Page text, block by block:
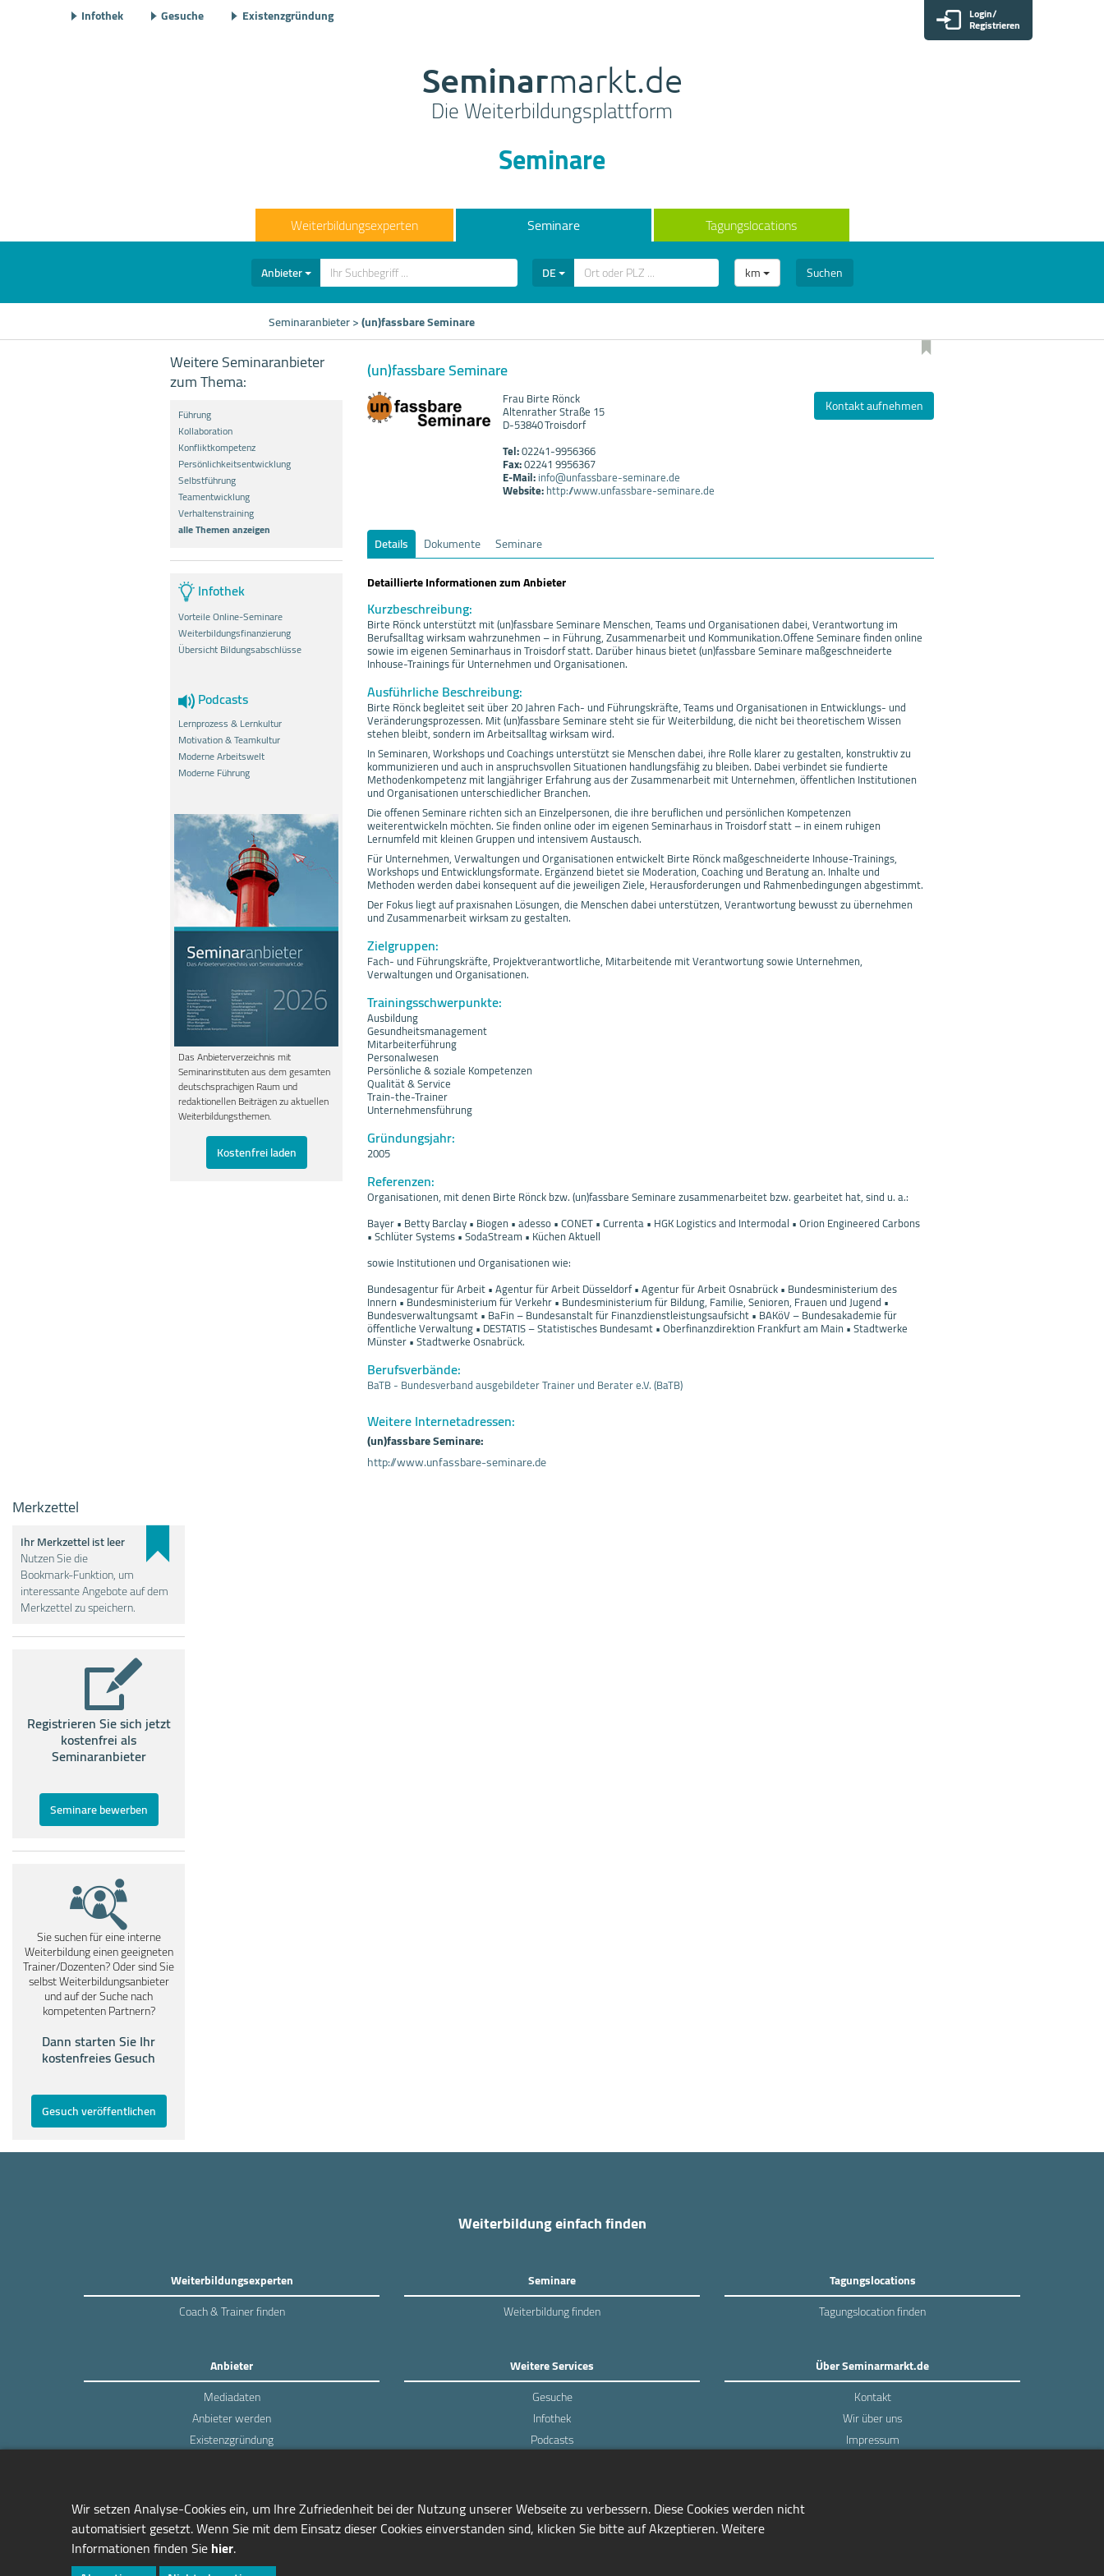
Infothek Gesuche Existenzgründung Login/
Registrieren
Seminarmarkt.de
Die Weiterbildungsplattform
Seminare
Weiterbildungsexperten Seminare Tagungslocations
Anbieter DE km Suchen
Seminaranbieter>(un)fassbare Seminare
Weitere Seminaranbieter
zum Thema:
Führung
Kollaboration
Konfliktkompetenz
Persönlichkeitsentwicklung
Selbstführung
Teamentwicklung
Verhaltenstraining
alle Themen anzeigen
Infothek
Vorteile Online-Seminare
Weiterbildungsfinanzierung
Übersicht Bildungsabschlüsse
Podcasts
Lernprozess & Lernkultur
Motivation & Teamkultur
Moderne Arbeitswelt
Moderne Führung
Das Anbieterverzeichnis mit
Seminarinstituten aus dem gesamten
deutschsprachigen Raum und
redaktionellen Beiträgen zu aktuellen
Weiterbildungsthemen.
Kostenfrei laden
(un)fassbare Seminare
Frau Birte Rönck
Altenrather Straße 15
D-53840 Troisdorf
Tel:02241-9956366
Fax:02241 9956367
E-Mail:info@unfassbare-seminare.de
Website:http://www.unfassbare-seminare.de
Kontakt aufnehmen
Details Dokumente
Seminare
Detaillierte Informationen zum Anbieter
Kurzbeschreibung:
Birte Rönck unterstützt mit (un)fassbare Seminare Menschen, Teams und Organisationen dabei, Verantwortung im
Berufsalltag wirksam wahrzunehmen – in Führung, Zusammenarbeit und Kommunikation.Offene Seminare finden online
sowie im eigenen Seminarhaus in Troisdorf statt. Darüber hinaus bietet (un)fassbare Seminare maßgeschneiderte
Inhouse-Trainings für Unternehmen und Organisationen.
Ausführliche Beschreibung:
Birte Rönck begleitet seit über 20 Jahren Fach- und Führungskräfte, Teams und Organisationen in Entwicklungs- und
Veränderungsprozessen. Mit (un)fassbare Seminare steht sie für Weiterbildung, die nicht bei theoretischem Wissen
stehen bleibt, sondern im Arbeitsalltag wirksam wird.
In Seminaren, Workshops und Coachings unterstützt sie Menschen dabei, ihre Rolle klarer zu gestalten, konstruktiv zu
kommunizieren und auch in anspruchsvollen Situationen handlungsfähig zu bleiben. Dabei verbindet sie fundierte
Methodenkompetenz mit langjähriger Erfahrung aus der Zusammenarbeit mit Unternehmen, öffentlichen Institutionen
und Organisationen unterschiedlicher Branchen.
Die offenen Seminare richten sich an Einzelpersonen, die ihre beruflichen und persönlichen Kompetenzen
weiterentwickeln möchten. Sie finden online oder im eigenen Seminarhaus in Troisdorf statt – in einem ruhigen
Lernumfeld mit kleinen Gruppen und intensivem Austausch.
Für Unternehmen, Verwaltungen und Organisationen entwickelt Birte Rönck maßgeschneiderte Inhouse-Trainings,
Workshops und Entwicklungsformate. Ergänzend bietet sie Moderation, Coaching und Beratung an. Inhalte und
Methoden werden dabei konsequent auf die jeweiligen Ziele, Herausforderungen und Rahmenbedingungen abgestimmt.
Der Fokus liegt auf praxisnahen Lösungen, die Menschen dabei unterstützen, Verantwortung bewusst zu übernehmen
und Zusammenarbeit wirksam zu gestalten.
Zielgruppen:
Fach- und Führungskräfte, Projektverantwortliche, Mitarbeitende mit Verantwortung sowie Unternehmen,
Verwaltungen und Organisationen.
Trainingsschwerpunkte:
Ausbildung
Gesundheitsmanagement
Mitarbeiterführung
Personalwesen
Persönliche & soziale Kompetenzen
Qualität & Service
Train-the-Trainer
Unternehmensführung
Gründungsjahr:
2005
Referenzen:
Organisationen, mit denen Birte Rönck bzw. (un)fassbare Seminare zusammenarbeitet bzw. gearbeitet hat, sind u. a.:
Bayer • Betty Barclay • Biogen • adesso • CONET • Currenta • HGK Logistics and Intermodal • Orion Engineered Carbons
• Schlüter Systems • SodaStream • Küchen Aktuell
sowie Institutionen und Organisationen wie:
Bundesagentur für Arbeit • Agentur für Arbeit Düsseldorf • Agentur für Arbeit Osnabrück • Bundesministerium des
Innern • Bundesministerium für Verkehr • Bundesministerium für Bildung, Familie, Senioren, Frauen und Jugend •
Bundesverwaltungsamt • BaFin – Bundesanstalt für Finanzdienstleistungsaufsicht • BAKöV – Bundesakademie für
öffentliche Verwaltung • DESTATIS – Statistisches Bundesamt • Oberfinanzdirektion Frankfurt am Main • Stadtwerke
Münster • Stadtwerke Osnabrück.
Berufsverbände:
BaTB - Bundesverband ausgebildeter Trainer und Berater e.V. (BaTB)
Weitere Internetadressen:
(un)fassbare Seminare:
http://www.unfassbare-seminare.de
Merkzettel
Ihr Merkzettel ist leer
Nutzen Sie die
Bookmark-Funktion, um
interessante Angebote auf dem
Merkzettel zu speichern.
Registrieren Sie sich jetzt
kostenfrei als
Seminaranbieter
Seminare bewerben
Sie suchen für eine interne
Weiterbildung einen geeigneten
Trainer/Dozenten? Oder sind Sie
selbst Weiterbildungsanbieter
und auf der Suche nach
kompetenten Partnern?
Dann starten Sie Ihr
kostenfreies Gesuch
Gesuch veröffentlichen
Weiterbildung einfach finden
Weiterbildungsexperten
Coach & Trainer finden
Seminare
Weiterbildung finden
Tagungslocations
Tagungslocation finden
Anbieter
Mediadaten
Anbieter werden
Existenzgründung
Weitere Services
Gesuche
Infothek
Podcasts
Über Seminarmarkt.de
Kontakt
Wir über uns
Impressum
managerSeminare Verlags GmbH
Endenicher Str. 41
Wir setzen Analyse-Cookies ein, um Ihre Zufriedenheit bei der Nutzung unserer Webseite zu verbessern. Diese Cookies werden nicht
automatisiert gesetzt. Wenn Sie mit dem Einsatz dieser Cookies einverstanden sind, klicken Sie bitte auf Akzeptieren. Weitere
Informationen finden Siehier.